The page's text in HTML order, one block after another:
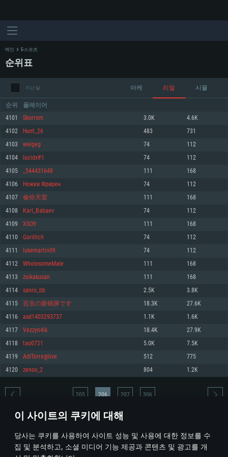
이 사이트의 쿠키에 대해
당사는 쿠키를 사용하여 사이트 성능 및 사용에 대한 정보를 수
집 및 분석하고, 소셜 미디어 기능 제공과 콘텐츠 및 광고를 개
시스템 요구사항
최소사양
운영체제: Windows 10 (64 bit)
프로세서: 2.2 GHz 듀얼코어 이상
메모리: 4GB
그래픽 카드: DirectX 11 이상을 지원하는 AMD Radeon 77XX / NVIDIA
GeForce GT 660. 최소 사양 해상도: 720p
네트워크: 브로드밴드 인터넷
여유 저장 공간: 22.1 GB (최소 클라이언트)
권장 사양
570 혹은 그 이상
여유 저장 공간: 62.2 GB (전체 클라이언트)
최소사양
운영체제: Mac OS Big Sur 11.0
프로세서: 최소 2.2 GHz의 Core i5 (Intel Xeon 은 지원하지 않습니다)
메모리: 6 GB
그래픽 카드: Metal 을 지원하는 Intel Iris Pro 5200 (Mac), 혹은 이와 비슷한 성
능을 가지는 Mac 버전의 AMD/Nvidia. 최소 해상도: 720p
네트워크: 브로드밴드 인터넷
여유 저장 공간: 22.1 GB (최소 클라이언트)
권장 사양
네트워크: 브로드밴드 인터넷
여유 저장 공간: 62.2 GB (전체 클라이언트)
최소사양
운영체제: 64bit Linux 중 최신 버전
프로세서: 2.4 GHz 듀얼코어
메모리: 4 GB
그래픽 카드: Vulkan 을 지원하고, 최신 그래픽 드라이버를 지원하는 NVIDIA
660 (6개월 미만) 혹은 그와 동급의 성능을 가지며 최신 그래픽 드라이버를 지
원하는 AMD (6개월 미만; 최소사양 지원 해상도 720p)
네트워크: 브로드밴드 인터넷
여유 저장 공간: 22.1 GB (최소 클라이언트)
권장 사양
운영체제: Ubuntu 20.04 64bit
프로세서: Intel Core i7
메모리: 16 GB
그래픽 카드: Vulkan 을 지원하고, 최신 그래픽 드라이버를 지원하는 NVIDIA
1060 (6개월 미만) 혹은 그와 동급의 성능을 가지며 최신 그래픽 드라이버를
지원하는 AMD RX 570 (6개월 미만; 최소사양 지원 해상도 720p) 이상
여유 저장 공간: 62.2 GB (전체 클라이언트)
메인 E-스포츠
순위표
지난 달 아케 리얼 시뮬
순위 플레이어
4101 Skorrom 3.0K 4.6K
4102 Hunt_26 483 731
4103 weigeg 74 112
4104 lucidx#1 74 112
4105 _544431648 111 168
4106 Нoжки Фрирен 74 112
4107 偷你天雷 111 168
4108 Karl_Babaev 74 112
4109 XSO9 111 168
4110 Gorillich 74 112
4111 lukemartin09 74 112
4112 WholesomeMale 111 168
4113 zuikakusan 111 168
4114 sanro_bb 2.5K 3.8K
4115 百京の新锦屏です 18.3K 27.6K
4116 asd1403293737 1.1K 1.6K
4117 Vezzyn4ik 18.4K 27.9K
4118 tao0721 5.0K 7.5K
4119 AdlTorre@live 512 775
4120 zenox_2 804 1.2K
* 순위표는 매일 1회 갱신됩니다
205 206 207 306